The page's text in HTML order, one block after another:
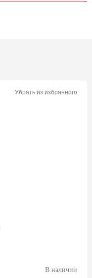
Убрать из избранного
В наличии